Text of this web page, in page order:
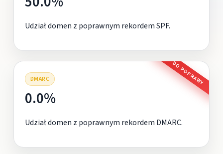
Udział domen z poprawnym rekordem SPF.
DMARC DO POPRAWY
0.0%
Udział domen z poprawnym rekordem DMARC.